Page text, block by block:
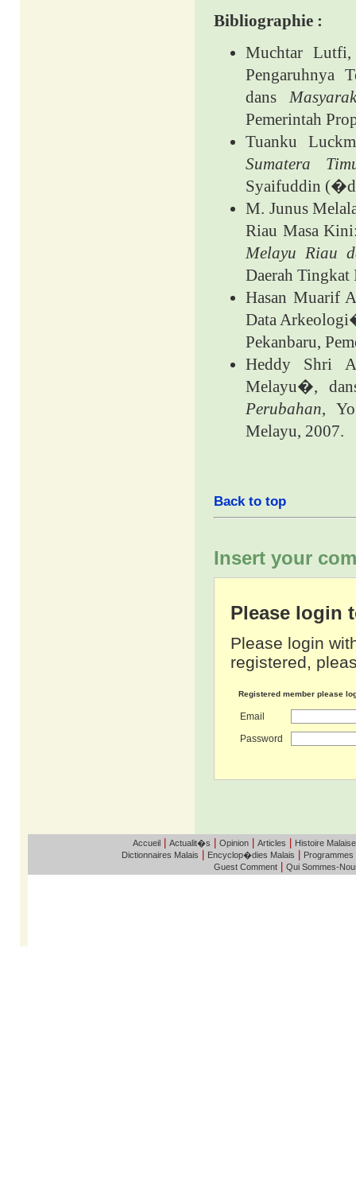
Bibliographie :
Muchtar
Pengaruhnya
dans
Pemerintah
Tuanku
Sumatera
Syaifuddin
M. Junus
Riau Masa
Melayu Riau
Daerah Tingkat
Hasan Muarif
Data
Pekanbaru,
Heddy Shri
Melayu�,
Perubahan,
Melayu, 2007.
Back to top
Insert your
Please login
Please login
registered,
Registered member please
Email
Password
Accueil| Actualit�s Opinion| Articles Histoire Malaise
Dictionnaires Malais Encyclop�dies Malais Programmes
Guest Comment Qui Sommes-